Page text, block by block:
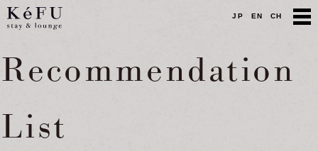
JP EN CH
Recommendation
List